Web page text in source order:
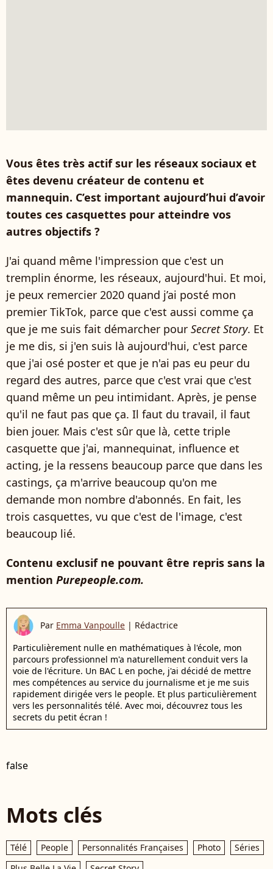
Vous êtes très actif sur les réseaux sociaux et
êtes devenu créateur de contenu et
mannequin. C’est important aujourd’hui d’avoir
toutes ces casquettes pour atteindre vos
autres objectifs ?
J'ai quand même l'impression que c'est un
tremplin énorme, les réseaux, aujourd'hui. Et moi,
je peux remercier 2020 quand j’ai posté mon
premier TikTok, parce que c'est aussi comme ça
que je me suis fait démarcher pour Secret Story. Et
je me dis, si j'en suis là aujourd'hui, c'est parce
que j'ai osé poster et que je n'ai pas eu peur du
regard des autres, parce que c'est vrai que c'est
quand même un peu intimidant. Après, je pense
qu'il ne faut pas que ça. Il faut du travail, il faut
bien jouer. Mais c'est sûr que là, cette triple
casquette que j'ai, mannequinat, influence et
acting, je la ressens beaucoup parce que dans les
castings, ça m'arrive beaucoup qu'on me
demande mon nombre d'abonnés. En fait, les
trois casquettes, vu que c'est de l'image, c'est
beaucoup lié.
Contenu exclusif ne pouvant être repris sans la
mention Purepeople.com.
Par Emma Vanpoulle | Rédactrice
Particulièrement nulle en mathématiques à l'école, mon
parcours professionnel m'a naturellement conduit vers la
voie de l'écriture. Un BAC L en poche, j'ai décidé de mettre
mes compétences au service du journalisme et je me suis
rapidement dirigée vers le people. Et plus particulièrement
vers les personnalités télé. Avec moi, découvrez tous les
secrets du petit écran !
false
Mots clés
Télé People Personnalités Françaises Photo
Séries